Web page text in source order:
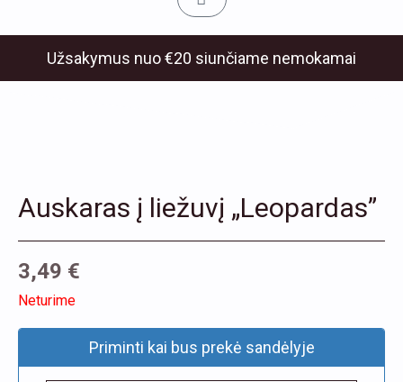
Užsakymus nuo €20 siunčiame nemokamai
Auskaras į liežuvį „Leopardas”
3,49 €
Neturime
Priminti kai bus prekė sandėlyje